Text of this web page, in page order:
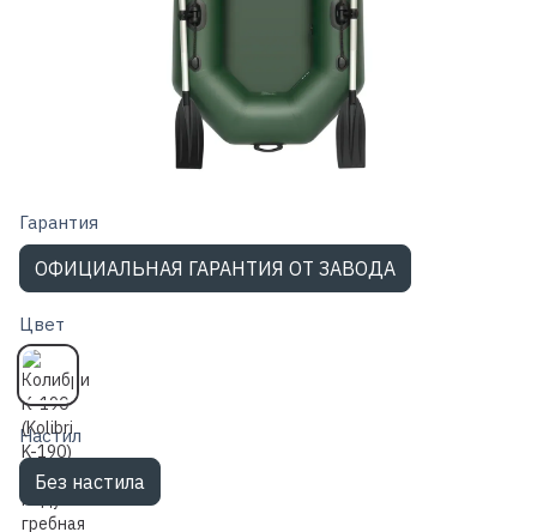
Гарантия
ОФИЦИАЛЬНАЯ ГАРАНТИЯ ОТ ЗАВОДА
Цвет
Настил
Без настила